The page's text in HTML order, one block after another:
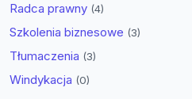
Radca prawny (4)
Szkolenia biznesowe (3)
Tłumaczenia (3)
Windykacja (0)